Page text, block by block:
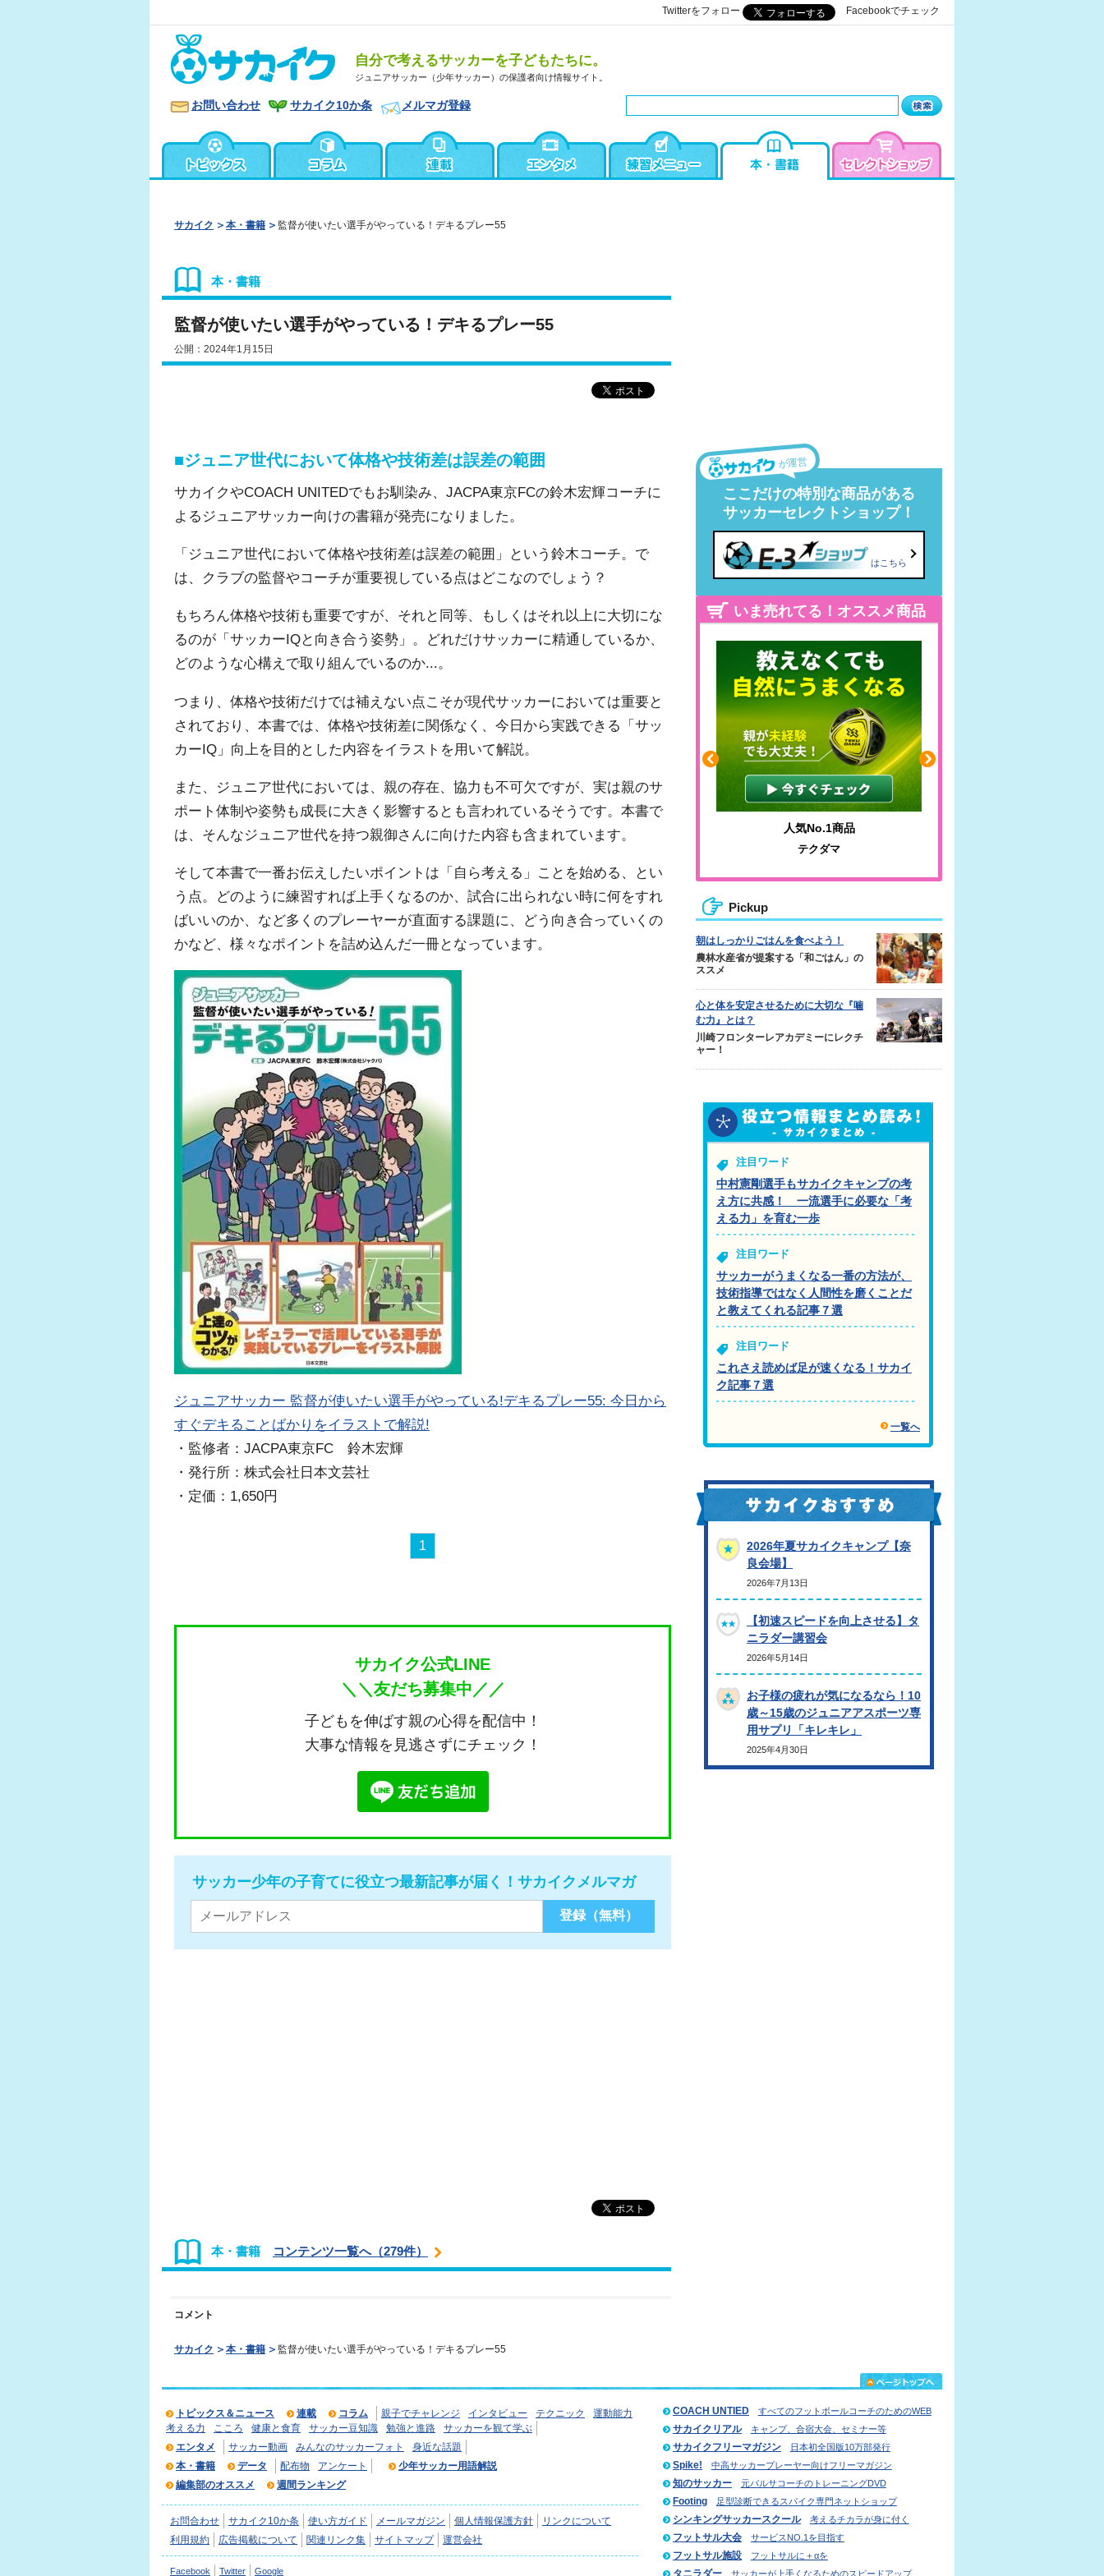
Twitterをフォロー Facebookでチェック
自分で考えるサッカーを子どもたちに。
ジュニアサッカー（少年サッカー）の保護者向け情報サイト。
お問い合わせ サカイク10か条 メルマガ登録
サカイク 本・書籍 監督が使いたい選手がやっている！デキるプレー55
本・書籍
監督が使いたい選手がやっている！デキるプレー55
公開：2024年1月15日
■ジュニア世代において体格や技術差は誤差の範囲
サカイクやCOACH UNITEDでもお馴染み、JACPA東京FCの鈴木宏輝コーチに
よるジュニアサッカー向けの書籍が発売になりました。
「ジュニア世代において体格や技術差は誤差の範囲」という鈴木コーチ。で
は、クラブの監督やコーチが重要視している点はどこなのでしょう？
もちろん体格や技術も重要ですが、それと同等、もしくはそれ以上に大切にな
るのが「サッカーIQと向き合う姿勢」。どれだけサッカーに精通しているか、
どのような心構えで取り組んでいるのか...。
つまり、体格や技術だけでは補えない点こそが現代サッカーにおいては重要と
されており、本書では、体格や技術差に関係なく、今日から実践できる「サッ
カーIQ」向上を目的とした内容をイラストを用いて解説。
また、ジュニア世代においては、親の存在、協力も不可欠ですが、実は親のサ
ポート体制や姿勢も成長に大きく影響するとも言われているそうです。本書で
は、そんなジュニア世代を持つ親御さんに向けた内容も含まれています。
そして本書で一番お伝えしたいポイントは「自ら考える」ことを始める、とい
う点。どのように練習すれば上手くなるのか、試合に出られない時に何をすれ
ばいいのか、など多くのプレーヤーが直面する課題に、どう向き合っていくの
かなど、様々なポイントを詰め込んだ一冊となっています。
ジュニアサッカー 監督が使いたい選手がやっている!デキるプレー55: 今日から
すぐデキることばかりをイラストで解説!
・監修者：JACPA東京FC 鈴木宏輝
・発行所：株式会社日本文芸社
・定価：1,650円
1
サカイク公式LINE
＼＼友だち募集中／／
子どもを伸ばす親の心得を配信中！
大事な情報を見逃さずにチェック！
サッカー少年の子育てに役立つ最新記事が届く！サカイクメルマガ
本・書籍 コンテンツ一覧へ（279件）
コメント
サカイク 本・書籍 監督が使いたい選手がやっている！デキるプレー55
が運営
ここだけの特別な商品がある
サッカーセレクトショップ！
はこちら
いま売れてる！オススメ商品
ふくらはぎの張りや疲れに 人気No.1商品
テクダマ
Pickup
朝はしっかりごはんを食べよう！
農林水産省が提案する「和ごはん」の
ススメ
心と体を安定させるために大切な『噛
む力』とは？
川崎フロンターレアカデミーにレクチ
ャー！
注目ワード
中村憲剛選手もサカイクキャンプの考
え方に共感！ 一流選手に必要な「考
える力」を育む一歩
注目ワード
サッカーがうまくなる一番の方法が、
技術指導ではなく人間性を磨くことだ
と教えてくれる記事７選
注目ワード
これさえ読めば足が速くなる！サカイ
ク記事７選
一覧へ
2026年夏サカイクキャンプ【奈
良会場】
2026年7月13日
【初速スピードを向上させる】タ
ニラダー講習会
2026年5月14日
お子様の疲れが気になるなら！10
歳～15歳のジュニアアスポーツ専
用サプリ「キレキレ」
2025年4月30日
トピックス＆ニュース 連載 コラム 親子でチャレンジ インタビュー テクニック
運動能力
考える力
こころ 健康と食育 サッカー豆知識 勉強と進路
サッカーを観て学ぶ
エンタメ
サッカー動画 みんなのサッカーフォト
身近な話題
本・書籍
データ 配布物 アンケート
少年サッカー用語解説
編集部のオススメ
週間ランキング
お問合わせ サカイク10か条 使い方ガイド メールマガジン 個人情報保護方針
リンクについて
利用規約
広告掲載について 関連リンク集 サイトマップ 運営会社
Facebook Twitter Google
COACH UNTIED すべてのフットボールコーチのためのWEB
サカイクリアル キャンプ、合宿大会、セミナー等
サカイクフリーマガジン 日本初全国版10万部発行
Spike! 中高サッカープレーヤー向けフリーマガジン
知のサッカー 元バルサコーチのトレーニングDVD
Footing 足型診断できるスパイク専門ネットショップ
シンキングサッカースクール 考えるチカラが身に付く
フットサル大会 サービスNO.1を目指す
フットサル施設 フットサルに＋αを
タニラダー サッカーが上手くなるためのスピードアップ